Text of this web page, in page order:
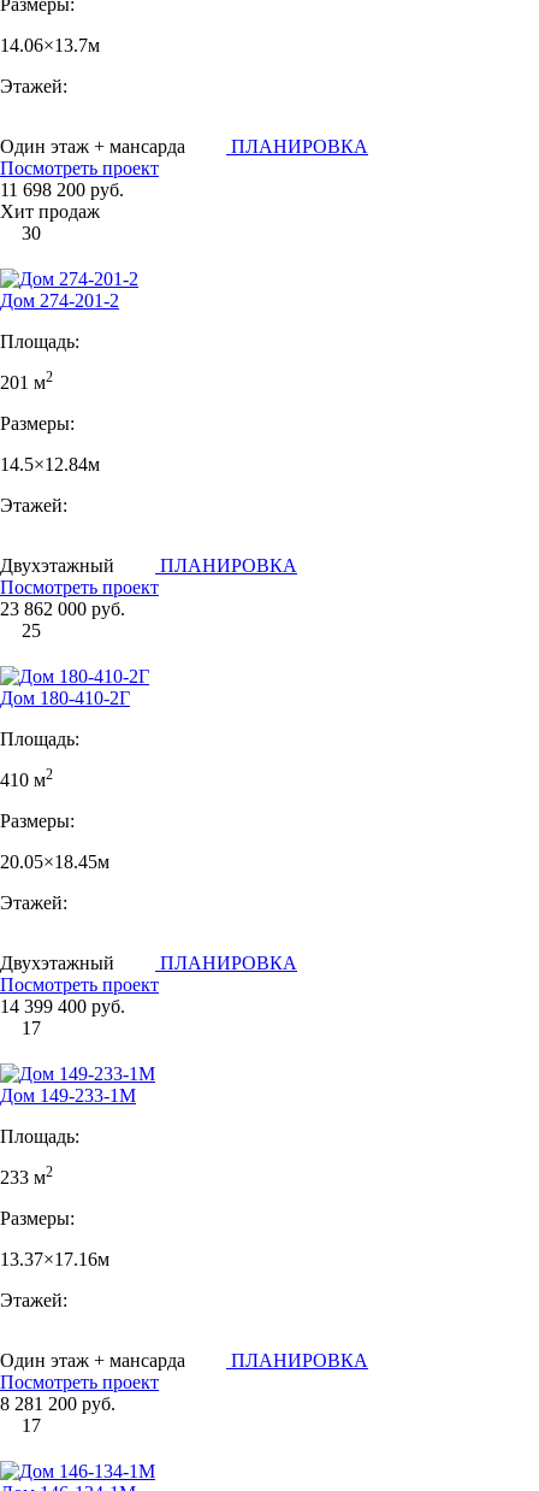
14.06×13.7м
Этажей:
Один этаж + мансарда
ПЛАНИРОВКА
Посмотреть проект
11 698 200 руб.
Хит продаж
30
Дом 274-201-2
Площадь:
201 м2
Размеры:
14.5×12.84м
Этажей:
Двухэтажный
ПЛАНИРОВКА
Посмотреть проект
23 862 000 руб.
25
Дом 180-410-2Г
Площадь:
410 м2
Размеры:
20.05×18.45м
Этажей:
Двухэтажный
ПЛАНИРОВКА
Посмотреть проект
14 399 400 руб.
17
Дом 149-233-1М
Площадь:
233 м2
Размеры:
13.37×17.16м
Этажей:
Один этаж + мансарда
ПЛАНИРОВКА
Посмотреть проект
8 281 200 руб.
17